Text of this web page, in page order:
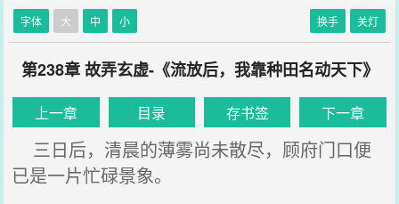
字体 大 中 小 换手 关灯
第238章 故弄玄虚-《流放后，我靠种田名动天下》
上一章 目录 存书签 下一章
三日后，清晨的薄雾尚未散尽，顾府门口便
已是一片忙碌景象。